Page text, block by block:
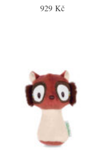
929 Kč